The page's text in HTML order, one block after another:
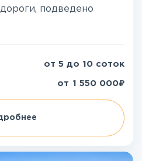
подведено
от 5 до 10 соток
от 1 550 000₽